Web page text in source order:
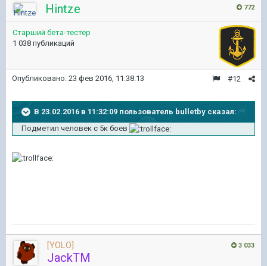
772
Hintze
Старший бета-тестер
1 038 публикаций
#12
Опубликовано: 23 фев 2016, 11:38:13
В 23.02.2016 в 11:32:09 пользователь bulletby сказал:
Подметил человек с 5к боев
3 033
[YOLO]
JackTM